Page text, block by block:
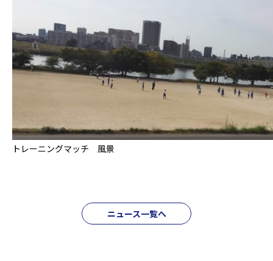
トレーニングマッチ 風景
ニュース一覧へ